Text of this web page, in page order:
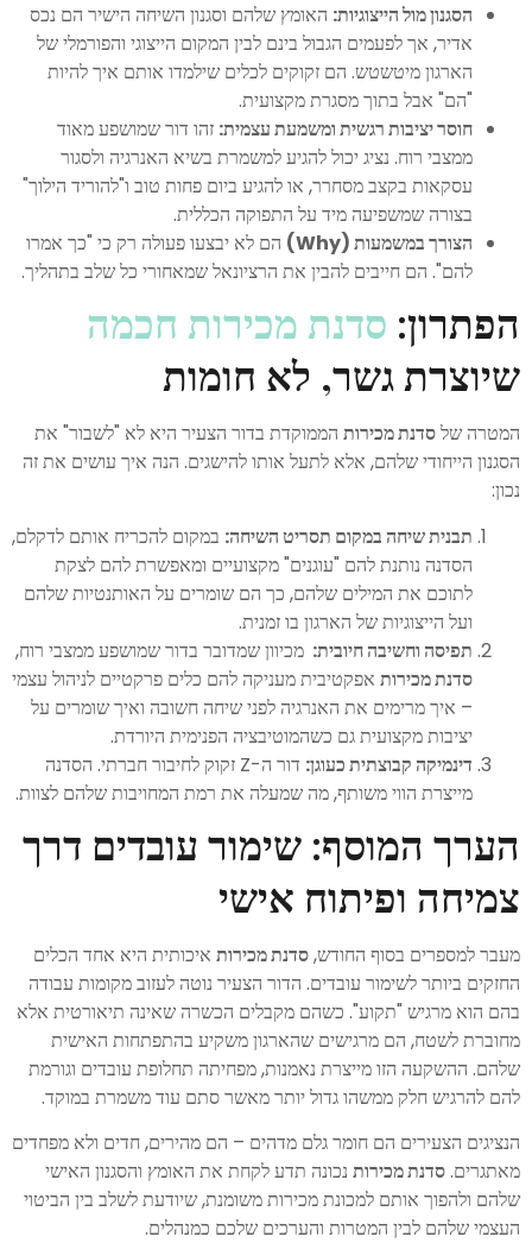
הסגנון מול הייצוגיות: האומץ שלהם וסגנון השיחה הישיר הם נכס
אדיר, אך לפעמים הגבול בינם לבין המקום הייצוגי והפורמלי של
הארגון מיטשטש. הם זקוקים לכלים שילמדו אותם איך להיות
"הם" אבל בתוך מסגרת מקצועית.
חוסר יציבות רגשית ומשמעת עצמית: זהו דור שמושפע מאוד
ממצבי רוח. נציג יכול להגיע למשמרת בשיא האנרגיה ולסגור
עסקאות בקצב מסחרר, או להגיע ביום פחות טוב ו"להוריד הילוך"
בצורה שמשפיעה מיד על התפוקה הכללית.
הצורך במשמעות(Why)
הם לא יבצעו פעולה רק כי "כך אמרו
להם". הם חייבים להבין את הרציונאל שמאחורי כל שלב בתהליך.
הפתרון: סדנת מכירות חכמה
שיוצרת גשר, לא חומות
המטרה שלסדנת מכירות הממוקדת בדור הצעיר היא לא "לשבור" את
הסגנון הייחודי שלהם, אלא לתעל אותו להישגים. הנה איך עושים את זה
נכון:
תבנית שיחה במקום תסריט השיחה: במקום להכריח אותם לדקלם,
הסדנה נותנת להם "עוגנים" מקצועיים ומאפשרת להם לצקת
לתוכם את המילים שלהם, כך הם שומרים על האותנטיות שלהם
ועל הייצוגיות של הארגון בו זמנית.
תפיסה וחשיבה חיובית: מכיוון שמדובר בדור שמושפע ממצבי רוח,
סדנת מכירות אפקטיבית מעניקה להם כלים פרקטיים לניהול עצמי
– איך מרימים את האנרגיה לפני שיחה חשובה ואיך שומרים על
יציבות מקצועית גם כשהמוטיבציה הפנימית היורדת.
דינמיקה קבוצתית כעוגן:
דור ה-Z זקוק לחיבור חברתי. הסדנה
מייצרת הווי משותף, מה שמעלה את רמת המחויבות שלהם לצוות.
הערך המוסף: שימור עובדים דרך
צמיחה ופיתוח אישי
מעבר למספרים בסוף החודש,סדנת מכירות איכותית היא אחד הכלים
החזקים ביותר לשימור עובדים. הדור הצעיר נוטה לעזוב מקומות עבודה
בהם הוא מרגיש "תקוע". כשהם מקבלים הכשרה שאינה תיאורטית אלא
מחוברת לשטח, הם מרגישים שהארגון משקיע בהתפתחות האישית
שלהם. ההשקעה הזו מייצרת נאמנות, מפחיתה תחלופת עובדים וגורמת
להם להרגיש חלק ממשהו גדול יותר מאשר סתם עוד משמרת במוקד.
הנציגים הצעירים הם חומר גלם מדהים – הם מהירים, חדים ולא מפחדים
מאתגרים.סדנת מכירות נכונה תדע לקחת את האומץ והסגנון האישי
שלהם ולהפוך אותם למכונת מכירות משומנת, שיודעת לשלב בין הביטוי
העצמי שלהם לבין המטרות והערכים שלכם כמנהלים.